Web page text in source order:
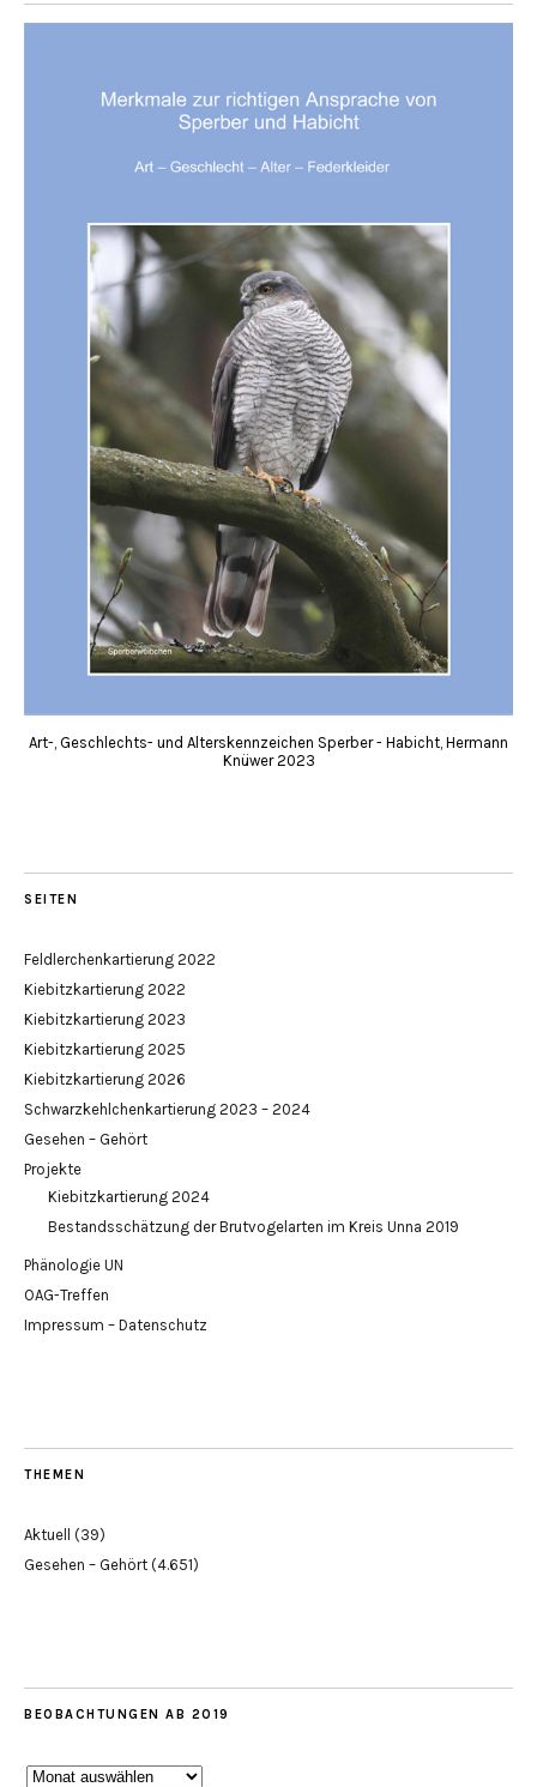
Art-, Geschlechts- und Alterskennzeichen Sperber - Habicht, Hermann
Knüwer 2023
SEITEN
Feldlerchenkartierung 2022
Kiebitzkartierung 2022
Kiebitzkartierung 2023
Kiebitzkartierung 2025
Kiebitzkartierung 2026
Schwarzkehlchenkartierung 2023 – 2024
Gesehen – Gehört
Projekte
Kiebitzkartierung 2024
Bestandsschätzung der Brutvogelarten im Kreis Unna 2019
Phänologie UN
OAG-Treffen
Impressum – Datenschutz
THEMEN
Aktuell (39)
Gesehen – Gehört (4.651)
BEOBACHTUNGEN AB 2019
Beobachtungen